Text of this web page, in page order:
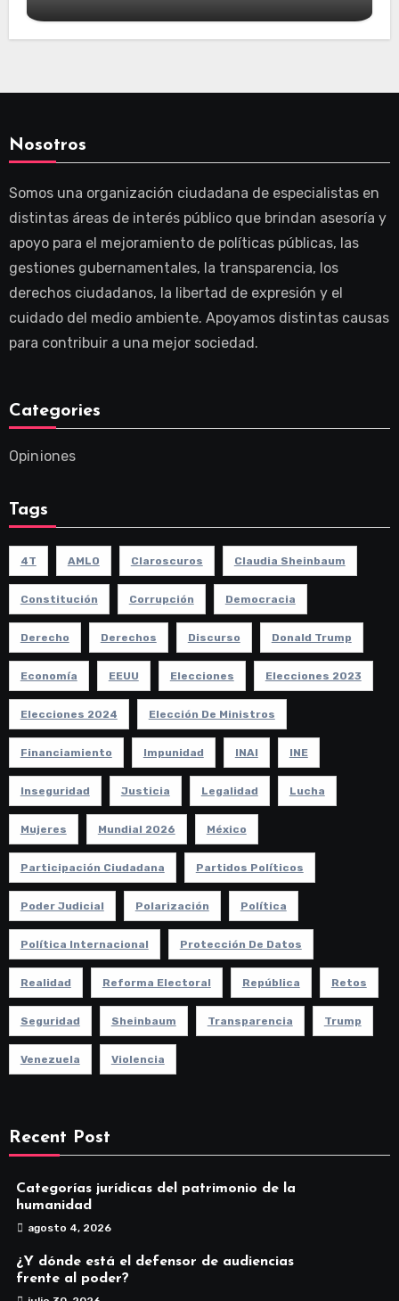
Nosotros
Somos una organización ciudadana de especialistas en
distintas áreas de interés público que brindan asesoría y
apoyo para el mejoramiento de políticas públicas, las
gestiones gubernamentales, la transparencia, los
derechos ciudadanos, la libertad de expresión y el
cuidado del medio ambiente. Apoyamos distintas causas
para contribuir a una mejor sociedad.
Categories
Opiniones
Tags
4T AMLO Claroscuros Claudia Sheinbaum
Constitución Corrupción Democracia
Derecho Derechos Discurso Donald Trump
Economía EEUU Elecciones Elecciones 2023
Elecciones 2024 Elección De Ministros
Financiamiento Impunidad INAI INE
Inseguridad Justicia Legalidad Lucha
Mujeres Mundial 2026 México
Participación Ciudadana Partidos Políticos
Poder Judicial Polarización Política
Política Internacional Protección De Datos
Realidad Reforma Electoral República Retos
Seguridad Sheinbaum Transparencia Trump
Venezuela Violencia
Recent Post
Categorías jurídicas del patrimonio de la
humanidad
agosto 4, 2026
¿Y dónde está el defensor de audiencias
frente al poder?